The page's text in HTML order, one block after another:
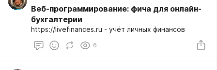
Веб-программирование: фича для онлайн-
бухгалтерии
https://livefinances.ru - учёт личных финансов
6